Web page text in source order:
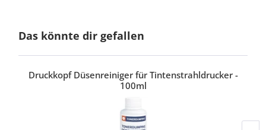
Das könnte dir gefallen
Druckkopf Düsenreiniger für Tintenstrahldrucker -
100ml